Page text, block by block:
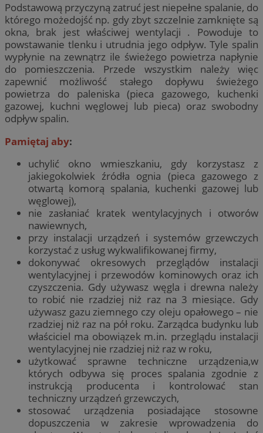
Podstawową przyczyną zatruć jest niepełne spalanie, do
którego możedojść np. gdy zbyt szczelnie zamknięte są
okna, brak jest właściwej wentylacji . Powoduje to
powstawanie tlenku i utrudnia jego odpływ. Tyle spalin
wypłynie na zewnątrz ile świeżego powietrza napłynie
do pomieszczenia. Przede wszystkim należy więc
zapewnić możliwość stałego dopływu świeżego
powietrza do paleniska (pieca gazowego, kuchenki
gazowej, kuchni węglowej lub pieca) oraz swobodny
odpływ spalin.
Pamiętaj aby:
uchylić okno wmieszkaniu, gdy korzystasz z
jakiegokolwiek źródła ognia (pieca gazowego z
otwartą komorą spalania, kuchenki gazowej lub
węglowej),
nie zasłaniać kratek wentylacyjnych i otworów
nawiewnych,
przy instalacji urządzeń i systemów grzewczych
korzystać z usług wykwalifikowanej firmy,
dokonywać okresowych przeglądów instalacji
wentylacyjnej i przewodów kominowych oraz ich
czyszczenia. Gdy używasz węgla i drewna należy
to robić nie rzadziej niż raz na 3 miesiące. Gdy
używasz gazu ziemnego czy oleju opałowego – nie
rzadziej niż raz na pół roku. Zarządca budynku lub
właściciel ma obowiązek m.in. przeglądu instalacji
wentylacyjnej nie rzadziej niż raz w roku,
użytkować sprawne techniczne urządzenia,w
których odbywa się proces spalania zgodnie z
instrukcją producenta i kontrolować stan
techniczny urządzeń grzewczych,
stosować urządzenia posiadające stosowne
dopuszczenia w zakresie wprowadzenia do